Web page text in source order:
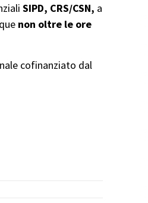
SIPD, CRS/CSN, a
non oltre le ore
cofinanziato dal